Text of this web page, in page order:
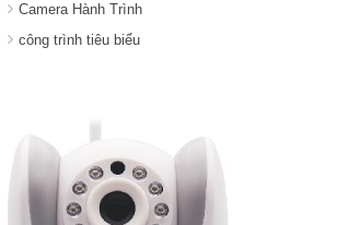
Camera Hành Trình
công trình tiêu biểu